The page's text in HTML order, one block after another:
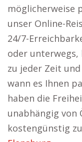
möglicherweise
unser Online-
24/7-
oder unterwegs,
zu jeder Zeit
wann es Ihnen
haben die
unabhängig von
kostengünstig